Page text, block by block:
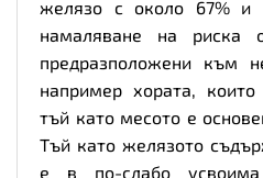
желязо с около 67%
намаляване на риска
предразположени към
например хората,
тъй като месото е
Тъй като желязото
е в по-слабо